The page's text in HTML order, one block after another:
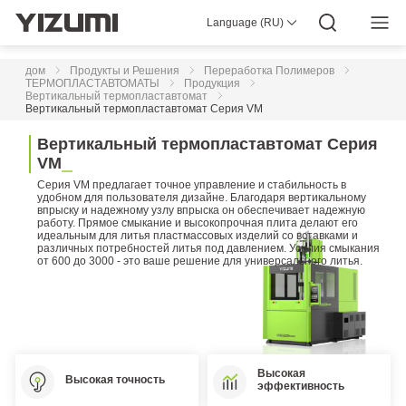
Language (RU)
Термопластавтоматы
Серии
CG-
Многокомпонентные
Высокотехнологичные
Серии
C-
NTW
Многокомпонентный
термопластавтомат
термопластавтоматы
О Нас YIZUMI в Мире
Мировой Опыт
Материалы Для Скачивания
дом Продукты и Решения
Переработка Полимеров
ТЕРМОПЛАСТАВТОМАТЫ
Продукция
Вертикальный термопластавтомат
Вертикальный термопластавтомат Серия VM
Вертикальный термопластавтомат Серия
VM
Серия VM предлагает точное управление и стабильность в
удобном для пользователя дизайне. Благодаря вертикальному
впрыску и надежному узлу впрыска он обеспечивает надежную
работу. Прямое смыкание и высокопрочная плита делают его
идеальным для литья пластмассовых изделий со вставками и
различных потребностей литья под давлением. Усилия смыкания
от 600 до 3000 - это ваше решение для универсального литья.
Высокая точность
Высокая
эффективность